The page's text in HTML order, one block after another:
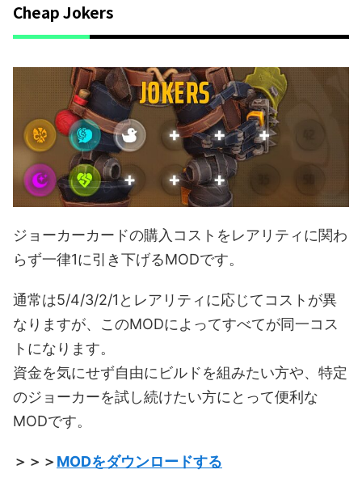
Cheap Jokers
ジョーカーカードの購入コストをレアリティに関わ
らず一律1に引き下げるMODです。
通常は5/4/3/2/1とレアリティに応じてコストが異
なりますが、このMODによってすべてが同一コス
トになります。
資金を気にせず自由にビルドを組みたい方や、特定
のジョーカーを試し続けたい方にとって便利な
MODです。
＞＞＞MODをダウンロードする